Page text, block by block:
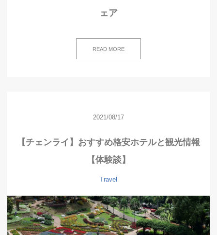
ェア
READ MORE
2021/08/17
【チェンライ】おすすめ格安ホテルと観光情報
【体験談】
Travel